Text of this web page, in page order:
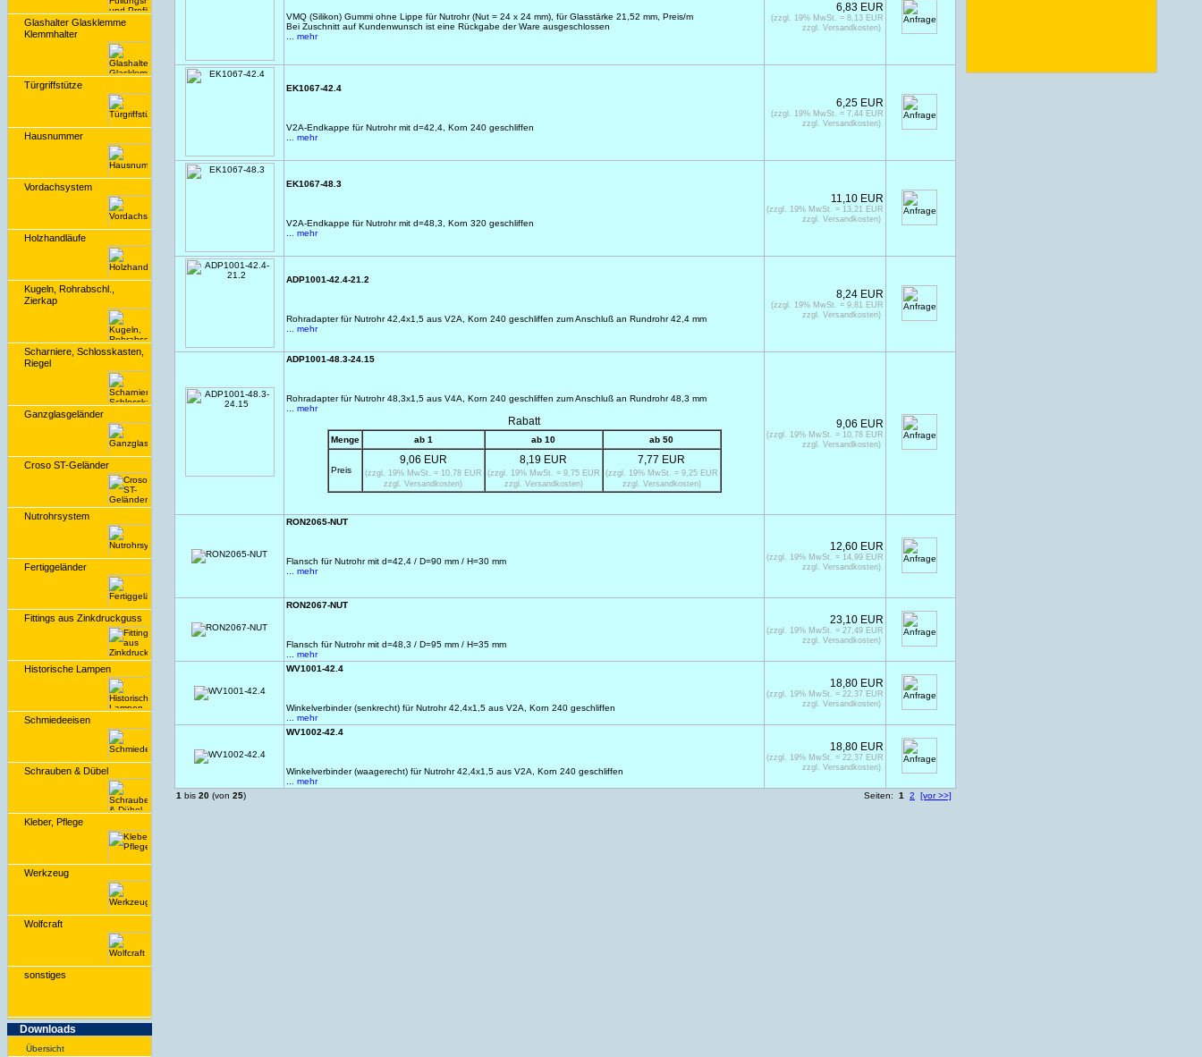
Glashalter Glasklemme
Klemmhalter
Türgriffstütze
Hausnummer
Vordachsystem
Holzhandläufe
Kugeln, Rohrabschl.,
Zierkap
Scharniere, Schlosskasten,
Riegel
Ganzglasgeländer
Croso ST-Geländer
Nutrohrsystem
Fertiggeländer
Fittings aus Zinkdruckguss
Historische Lampen
Schmiedeeisen
Schrauben & Dübel
Kleber, Pflege
Werkzeug
Wolfcraft
sonstiges
Downloads
Übersicht
VMQ (Silikon) Gummi ohne Lippe für Nutrohr (Nut = 24 x 24 mm), für Glasstärke 21,52 mm, Preis/m
Bei Zuschnitt auf Kundenwunsch ist eine Rückgabe der Ware ausgeschlossen
... mehr
6,83 EUR
(zzgl. 19% MwSt. = 8,13 EUR
zzgl. Versandkosten)
EK1067-42.4
V2A-Endkappe für Nutrohr mit d=42,4, Korn 240 geschliffen
... mehr
6,25 EUR
(zzgl. 19% MwSt. = 7,44 EUR
zzgl. Versandkosten)
EK1067-48.3
V2A-Endkappe für Nutrohr mit d=48,3, Korn 320 geschliffen
... mehr
11,10 EUR
(zzgl. 19% MwSt. = 13,21 EUR
zzgl. Versandkosten)
ADP1001-42.4-21.2
Rohradapter für Nutrohr 42,4x1,5 aus V2A, Korn 240 geschliffen zum Anschluß an Rundrohr 42,4 mm
... mehr
8,24 EUR
(zzgl. 19% MwSt. = 9,81 EUR
zzgl. Versandkosten)
ADP1001-48.3-24.15
Rohradapter für Nutrohr 48,3x1,5 aus V4A, Korn 240 geschliffen zum Anschluß an Rundrohr 48,3 mm
... mehr
Rabatt
Menge ab 1 ab 10 ab 50
Preis
9,06 EUR
(zzgl. 19% MwSt. = 10,78 EUR
zzgl. Versandkosten)
8,19 EUR
(zzgl. 19% MwSt. = 9,75 EUR
zzgl. Versandkosten)
7,77 EUR
(zzgl. 19% MwSt. = 9,25 EUR
zzgl. Versandkosten)
9,06 EUR
(zzgl. 19% MwSt. = 10,78 EUR
zzgl. Versandkosten)
RON2065-NUT
Flansch für Nutrohr mit d=42,4 / D=90 mm / H=30 mm
... mehr
12,60 EUR
(zzgl. 19% MwSt. = 14,99 EUR
zzgl. Versandkosten)
RON2067-NUT
Flansch für Nutrohr mit d=48,3 / D=95 mm / H=35 mm
... mehr
23,10 EUR
(zzgl. 19% MwSt. = 27,49 EUR
zzgl. Versandkosten)
WV1001-42.4
Winkelverbinder (senkrecht) für Nutrohr 42,4x1,5 aus V2A, Korn 240 geschliffen
... mehr
18,80 EUR
(zzgl. 19% MwSt. = 22,37 EUR
zzgl. Versandkosten)
WV1002-42.4
Winkelverbinder (waagerecht) für Nutrohr 42,4x1,5 aus V2A, Korn 240 geschliffen
... mehr
18,80 EUR
(zzgl. 19% MwSt. = 22,37 EUR
zzgl. Versandkosten)
1 bis 20 (von 25) Seiten: 1 2 [vor >>]